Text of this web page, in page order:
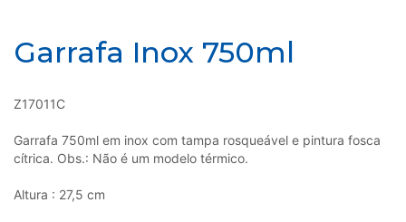
Garrafa Inox 750ml
Z17011C
Garrafa 750ml em inox com tampa rosqueável e pintura fosca
cítrica. Obs.: Não é um modelo térmico.
Altura : 27,5 cm